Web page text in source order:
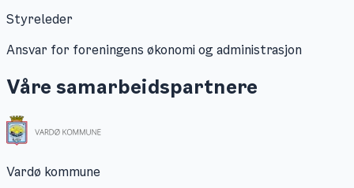
Styreleder
Ansvar for foreningens økonomi og administrasjon
Våre samarbeidspartnere
Vardø kommune